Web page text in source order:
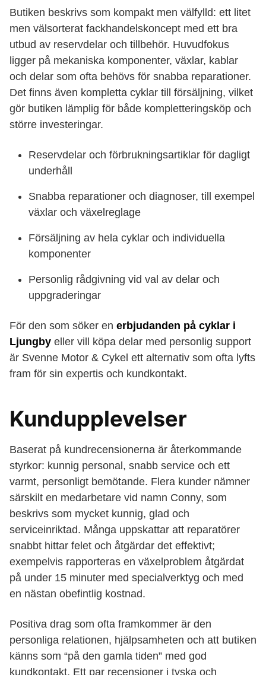
Butiken beskrivs som kompakt men välfylld: ett litet
men välsorterat fackhandelskoncept med ett bra
utbud av reservdelar och tillbehör. Huvudfokus
ligger på mekaniska komponenter, växlar, kablar
och delar som ofta behövs för snabba reparationer.
Det finns även kompletta cyklar till försäljning, vilket
gör butiken lämplig för både kompletteringsköp och
större investeringar.
Reservdelar och förbrukningsartiklar för dagligt
underhåll
Snabba reparationer och diagnoser, till exempel
växlar och växelreglage
Försäljning av hela cyklar och individuella
komponenter
Personlig rådgivning vid val av delar och
uppgraderingar
För den som söker en erbjudanden på cyklar i
Ljungby eller vill köpa delar med personlig support
är Svenne Motor & Cykel ett alternativ som ofta lyfts
fram för sin expertis och kundkontakt.
Kundupplevelser
Baserat på kundrecensionerna är återkommande
styrkor: kunnig personal, snabb service och ett
varmt, personligt bemötande. Flera kunder nämner
särskilt en medarbetare vid namn Conny, som
beskrivs som mycket kunnig, glad och
serviceinriktad. Många uppskattar att reparatörer
snabbt hittar felet och åtgärdar det effektivt;
exempelvis rapporteras en växelproblem åtgärdat
på under 15 minuter med specialverktyg och med
en nästan obefintlig kostnad.
Positiva drag som ofta framkommer är den
personliga relationen, hjälpsamheten och att butiken
känns som “på den gamla tiden” med god
kundkontakt. Ett par recensioner i tyska och